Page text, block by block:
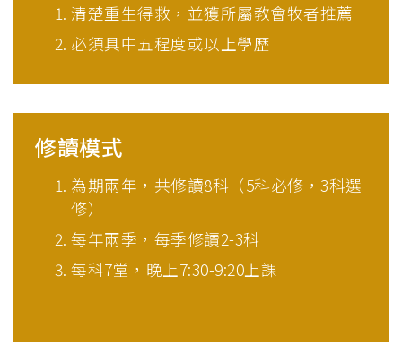
清楚重生得救，並獲所屬教會牧者推薦
必須具中五程度或以上學歷
修讀模式
為期兩年，共修讀8科（5科必修，3科選
修）
每年兩季，每季修讀2-3科
每科7堂，晚上7:30-9:20上課